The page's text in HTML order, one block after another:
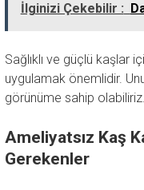
İlginizi Çekebilir :
Sağlıklı ve güçlü kaşlar
uygulamak önemlidir.
görünüme sahip olabiliriz.
Ameliyatsız Kaş
Gerekenler